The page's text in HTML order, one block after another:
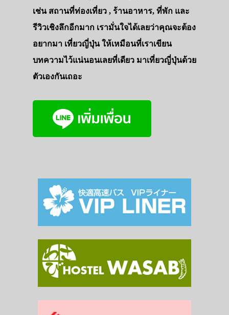
เช่น สถานที่ท่องเที่ยว , ร้านอาหาร, ที่พัก และ
รีวิวเชิงลึกอีกมาก เรามั่นใจได้เลยว่าคุณจะต้อง
อยากมา เที่ยวญี่ปุ่น ให้เหมือนที่เราเขียน
บทความไว้แน่นอนเลยที่เดียว มาเที่ยวญี่ปุ่นด้วย
ตัวเองกันเถอะ